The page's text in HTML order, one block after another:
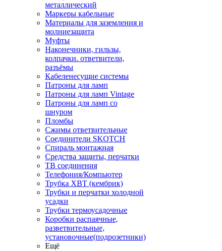
металлический
Маркеры кабельные
Материалы для заземления и
молниезащита
Муфты
Наконечники, гильзы,
колпачки. ответвители,
разъёмы
Кабеленесущие системы
Патроны для ламп
Патроны для ламп Vintage
Патроны для ламп со
шнуром
Пломбы
Сжимы ответвительные
Соединители SKOTCH
Спираль монтажная
Средства защиты, перчатки
ТВ соединения
Телефония/Компьютер
Трубка ХВТ (кембрик)
Трубки и перчатки холодной
усадки
Трубки термоусадочные
Коробки распаячные,
разветвительные,
установочные(подрозетники)
Ещё